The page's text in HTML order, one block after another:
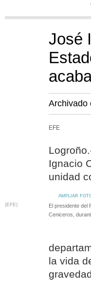
José
Archivado
EFE
Ignacio
unidad
AMPLIAR
(EFE)
El presidente del
Ceniceros,
la vida